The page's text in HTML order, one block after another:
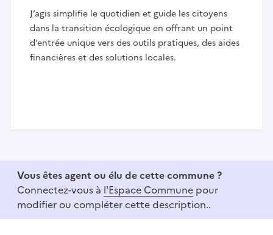
J’agis simplifie le quotidien et guide les citoyens
dans la transition écologique en offrant un point
d’entrée unique vers des outils pratiques, des aides
financières et des solutions locales.
f
Vous êtes agent ou élu de cette commune ?
Connectez-vous à l'Espace Commune pour
modifier ou compléter cette description..